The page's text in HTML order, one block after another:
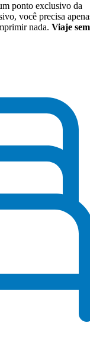
ponto exclusivo da
você precisa
nada. Viaje sem